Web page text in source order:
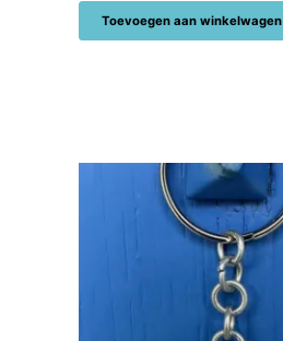
Toevoegen aan winkelwagen